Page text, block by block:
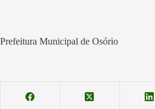
Prefeitura Municipal de Osório